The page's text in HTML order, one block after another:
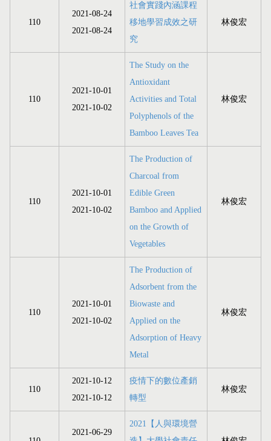
110
2021-08-24
2021-08-24
社會實踐內涵課程
移地學習成效之研
究
林俊宏
110
2021-10-01
2021-10-02
The Study on the
Antioxidant
Activities and Total
Polyphenols of the
Bamboo Leaves Tea
林俊宏
110
2021-10-01
2021-10-02
The Production of
Charcoal from
Edible Green
Bamboo and Applied
on the Growth of
Vegetables
林俊宏
110
2021-10-01
2021-10-02
The Production of
Adsorbent from the
Biowaste and
Applied on the
Adsorption of Heavy
Metal
林俊宏
110
2021-10-12
2021-10-12
疫情下的數位產銷
轉型
林俊宏
2021-06-29
2021【人與環境營